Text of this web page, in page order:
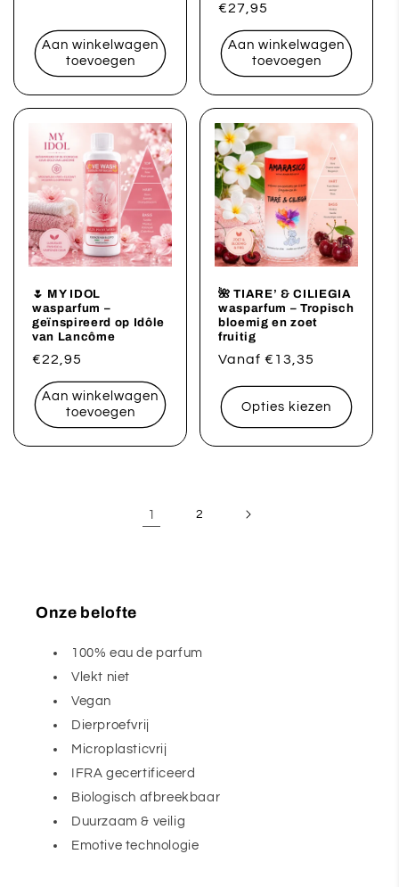
Aan winkelwagen
toevoegen
Normale
prijs
€27,95
Aan winkelwagen
toevoegen
🌷 MY IDOL
wasparfum –
geïnspireerd op Idôle
van Lancôme
Normale
prijs
€22,95
Aan winkelwagen
toevoegen
🌺 TIARE’ & CILIEGIA
wasparfum – Tropisch
bloemig en zoet
fruitig
Normale
Vanaf €13,35
Opties kiezen
1 2
Onze belofte
100% eau de parfum
Vlekt niet
Vegan
Dierproefvrij
Microplasticvrij
IFRA gecertificeerd
Biologisch afbreekbaar
Duurzaam & veilig
Emotive technologie